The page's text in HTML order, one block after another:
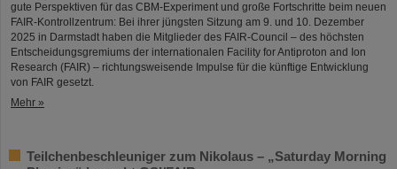
gute Perspektiven für das CBM-Experiment und große Fortschritte beim neuen
FAIR-Kontrollzentrum: Bei ihrer jüngsten Sitzung am 9. und 10. Dezember
2025 in Darmstadt haben die Mitglieder des FAIR-Council – des höchsten
Entscheidungsgremiums der internationalen Facility for Antiproton and Ion
Research (FAIR) – richtungsweisende Impulse für die künftige Entwicklung
von FAIR gesetzt.
Mehr »
Teilchenbeschleuniger zum Nikolaus – „Saturday Morning